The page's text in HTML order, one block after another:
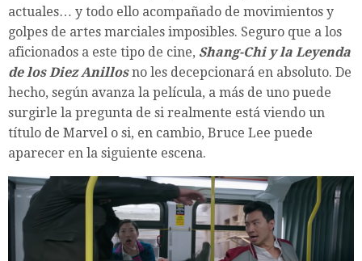
actuales… y todo ello acompañado de movimientos y
golpes de artes marciales imposibles. Seguro que a los
aficionados a este tipo de cine, Shang-Chi y la Leyenda
de los Diez Anillosno les decepcionará en absoluto. De
hecho, según avanza la película, a más de uno puede
surgirle la pregunta de si realmente está viendo un
título de Marvel o si, en cambio, Bruce Lee puede
aparecer en la siguiente escena.